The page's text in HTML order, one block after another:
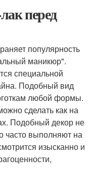
перед
популярность
маникюр".
специальной
Подобный вид
любой формы.
сделать как на
Подобный декор не
часто выполняют на
изысканно и